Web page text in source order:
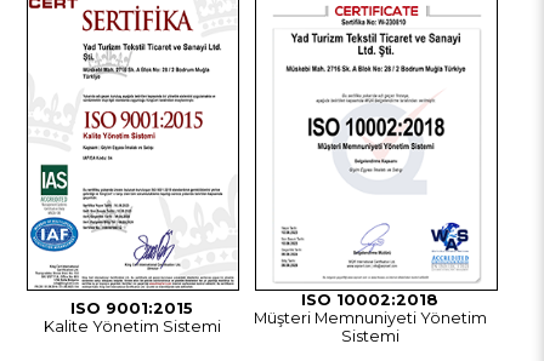
ISO 9001:2015
Kalite Yönetim Sistemi
ISO 10002:2018
Müşteri Memnuniyeti Yönetim
Sistemi